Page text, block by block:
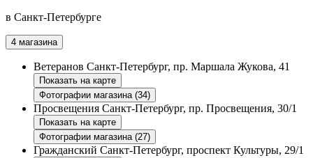
в Санкт-Петербурге
4 магазина
Ветеранов Санкт-Петербург, пр. Маршала Жукова, 41
Показать на карте
Фотографии магазина (34)
Просвещения Санкт-Петербург, пр. Просвещения, 30/1
Показать на карте
Фотографии магазина (27)
Гражданский Санкт-Петербург, проспект Культуры, 29/1